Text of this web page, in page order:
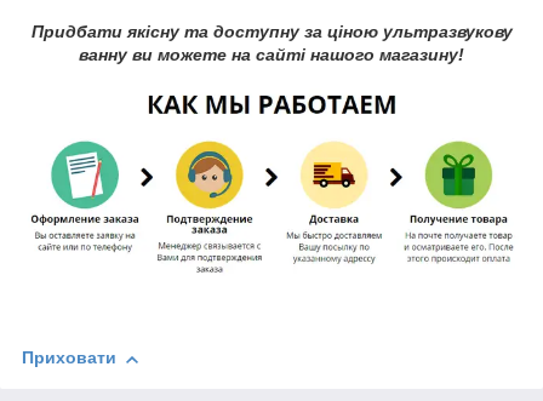
Придбати якісну та доступну за ціною ультразвукову
ванну ви можете на сайті нашого магазину!
Приховати